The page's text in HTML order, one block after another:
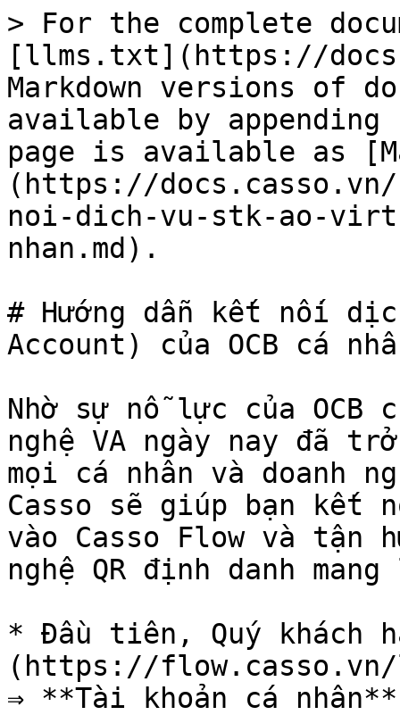
> For the complete
[llms.txt](https://
Markdown versions of
available by
page is available as
(https://docs.casso.vn/
noi-dich-vu-stk-ao-
nhan.md).
# Hướng dẫn kết nối
Account) của OCB cá
Nhờ sự nỗ lực của OCB
nghệ VA ngày nay đã
mọi cá nhân và doanh
Casso sẽ giúp bạn kết
vào Casso Flow và tận
nghệ QR định danh
* Đầu tiên, Quý khách
(https://flow.casso.vn/
⇒ **Tài khoản cá nhân**